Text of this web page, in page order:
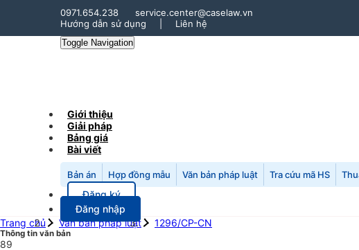
0971.654.238
service.center@caselaw.vn
Hướng dẫn sử dụng
Liên hệ
Toggle Navigation
Giới thiệu
Giải pháp
Bảng giá
Bài viết
Bản án Hợp đồng mẫu Văn bản pháp luật Tra cứu mã HS
Đăng ký
Đăng nhập
Trang chủ
Văn bản pháp luật 1296/CP-CN
Thông tin văn bản
89